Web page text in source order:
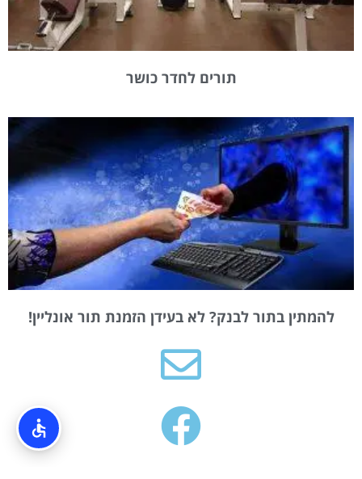
תורים לחדר כושר
להמתין בתור לבנק? לא בעידן הזמנת תור אונליין!